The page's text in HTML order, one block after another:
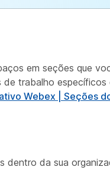
em seções que
trabalho
Webex | Seções
dentro da sua